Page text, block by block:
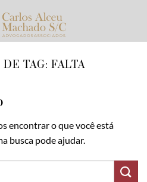
TAG: FALTA
encontrar o que você está
busca pode ajudar.